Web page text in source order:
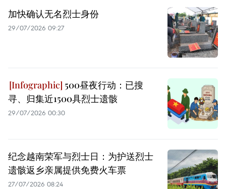
加快确认无名烈士身份
29/07/2026 09:27
500昼夜行动：已搜
寻、归集近1500具烈士遗骸
29/07/2026 00:30
纪念越南荣军与烈士日：为护送烈士
遗骸返乡亲属提供免费火车票
27/07/2026 08:24